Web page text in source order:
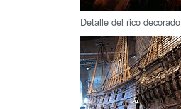
Detalle del rico